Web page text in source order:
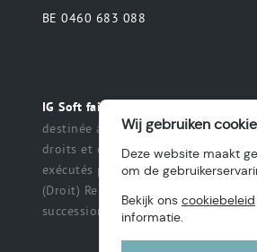
BE 0460 683 088
IG Soft fait partie du groupe MAS.
destinée à préciser ou de délimiter
droits et des obligations qui
exécutés par les parties dans une
(Droit) Renonciation à un titre, des
succession ou une fiducie, etc.
Wij gebruiken
Deze website maakt
om de
Bekijk onscookiebeleid
informatie.